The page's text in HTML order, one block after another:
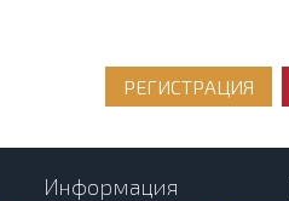
РЕГИСТРАЦИЯ
Информация